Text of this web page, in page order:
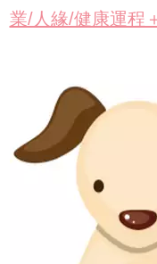
業/人緣/健康運程